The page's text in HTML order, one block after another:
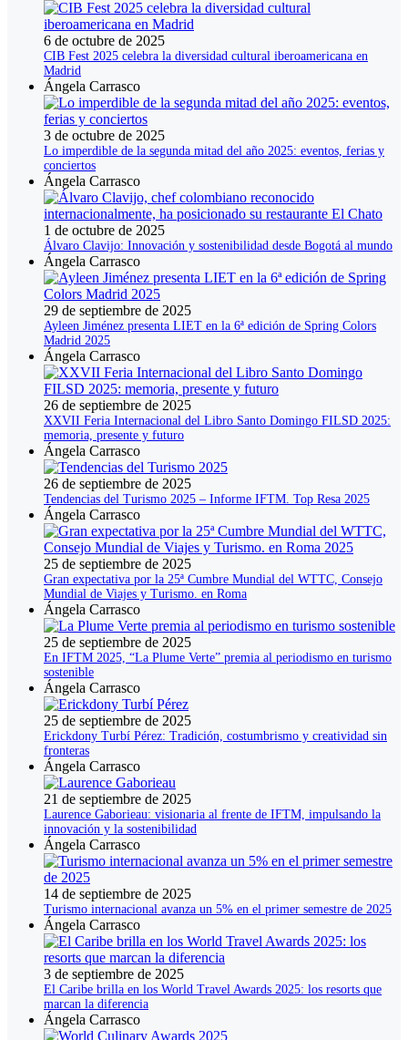
6 de octubre de 2025
CIB Fest 2025 celebra la diversidad cultural iberoamericana en
Madrid
Ángela Carrasco
3 de octubre de 2025
Lo imperdible de la segunda mitad del año 2025: eventos, ferias y
conciertos
Ángela Carrasco
1 de octubre de 2025
Álvaro Clavijo: Innovación y sostenibilidad desde Bogotá al mundo
Ángela Carrasco
29 de septiembre de 2025
Ayleen Jiménez presenta LIET en la 6ª edición de Spring Colors
Madrid 2025
Ángela Carrasco
26 de septiembre de 2025
XXVII Feria Internacional del Libro Santo Domingo FILSD 2025:
memoria, presente y futuro
Ángela Carrasco
26 de septiembre de 2025
Tendencias del Turismo 2025 – Informe IFTM. Top Resa 2025
Ángela Carrasco
25 de septiembre de 2025
Gran expectativa por la 25ª Cumbre Mundial del WTTC, Consejo
Mundial de Viajes y Turismo. en Roma
Ángela Carrasco
25 de septiembre de 2025
En IFTM 2025, “La Plume Verte” premia al periodismo en turismo
sostenible
Ángela Carrasco
25 de septiembre de 2025
Erickdony Turbí Pérez: Tradición, costumbrismo y creatividad sin
fronteras
Ángela Carrasco
21 de septiembre de 2025
Laurence Gaborieau: visionaria al frente de IFTM, impulsando la
innovación y la sostenibilidad
Ángela Carrasco
14 de septiembre de 2025
Turismo internacional avanza un 5% en el primer semestre de 2025
Ángela Carrasco
3 de septiembre de 2025
El Caribe brilla en los World Travel Awards 2025: los resorts que
marcan la diferencia
Ángela Carrasco